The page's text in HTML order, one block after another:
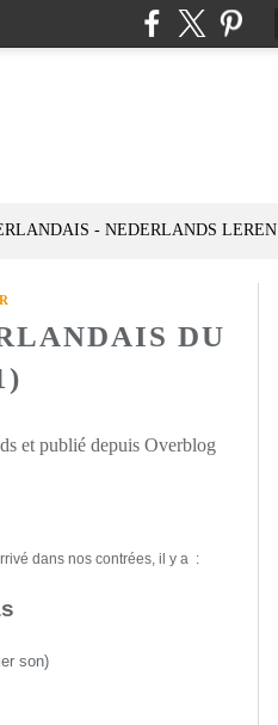
- NEDERLANDS LEREN
DU
et publié depuis Overblog
dans nos contrées, il y a :
son)